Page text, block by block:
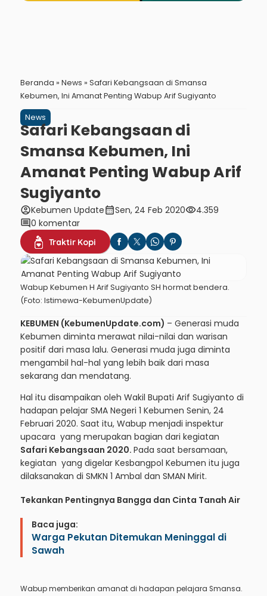
Beranda » News » Safari Kebangsaan di Smansa
Kebumen, Ini Amanat Penting Wabup Arif Sugiyanto
News
Safari Kebangsaan di
Smansa Kebumen, Ini
Amanat Penting Wabup Arif
Sugiyanto
account_circleKebumen Updatecalendar_monthSen, 24 Feb 2020visibility4.359
comment0 komentar
Traktir Kopi
Wabup Kebumen H Arif Sugiyanto SH hormat bendera.
(Foto: Istimewa-KebumenUpdate)
KEBUMEN (KebumenUpdate.com) – Generasi muda
Kebumen diminta merawat nilai-nilai dan warisan
positif dari masa lalu. Generasi muda juga diminta
mengambil hal-hal yang lebih baik dari masa
sekarang dan mendatang.
Hal itu disampaikan oleh Wakil Bupati Arif Sugiyanto di
hadapan pelajar SMA Negeri 1 Kebumen Senin, 24
Februari 2020. Saat itu, Wabup menjadi inspektur
upacara yang merupakan bagian dari kegiatan
Safari Kebangsaan 2020. Pada saat bersamaan,
kegiatan yang digelar Kesbangpol Kebumen itu juga
dilaksanakan di SMKN 1 Ambal dan SMAN Mirit.
Tekankan Pentingnya Bangga dan Cinta Tanah Air
Baca juga:
Warga Pekutan Ditemukan Meninggal di
Sawah
Wabup memberikan amanat di hadapan pelajara Smansa.